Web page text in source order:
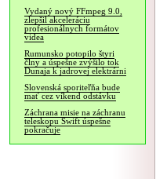
Vydaný nový FFmpeg 9.0,
zlepšil akceleráciu
profesionálnych formátov
videa
Rumunsko potopilo štyri
člny a úspešne zvýšilo tok
Dunaja k jadrovej elektrárni
Slovenská sporiteľňa bude
mať cez víkend odstávku
Záchrana misie na záchranu
teleskopu Swift úspešne
pokračuje